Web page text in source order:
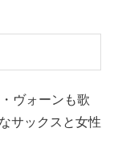
ヴォーンも歌
サックスと女性